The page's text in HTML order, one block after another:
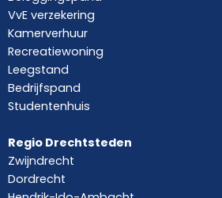
VvE verzekering
Kamerverhuur
Recreatiewoning
Leegstand
Bedrijfspand
Studentenhuis
Regio Drechtsteden
Zwijndrecht
Dordrecht